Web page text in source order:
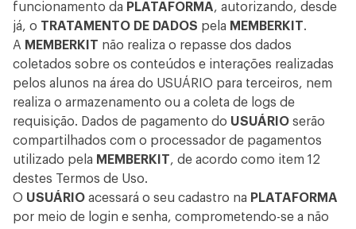
funcionamento da PLATAFORMA, autorizando, desde
já, o TRATAMENTO DE DADOS pela MEMBERKIT.
A MEMBERKIT não realiza o repasse dos dados
coletados sobre os conteúdos e interações realizadas
pelos alunos na área do USUÁRIO para terceiros, nem
realiza o armazenamento ou a coleta de logs de
requisição. Dados de pagamento do USUÁRIO serão
compartilhados com o processador de pagamentos
utilizado pela MEMBERKIT, de acordo como item 12
destes Termos de Uso.
O USUÁRIO acessará o seu cadastro na PLATAFORMA
por meio de login e senha, comprometendo-se a não